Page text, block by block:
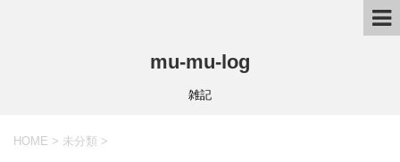
mu-mu-log
雑記
HOME > 未分類 >